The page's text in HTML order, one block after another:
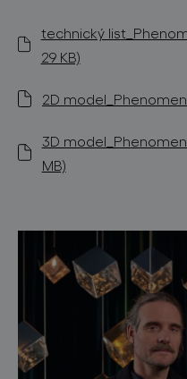
technický
29 KB)
2D
3D
MB)